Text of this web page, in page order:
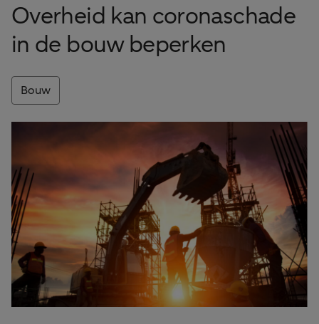
Overheid kan coronaschade
in de bouw beperken
Bouw